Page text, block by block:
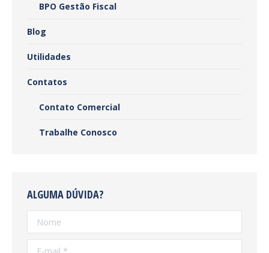
BPO Gestão Fiscal
Blog
Utilidades
Contatos
Contato Comercial
Trabalhe Conosco
ALGUMA DÚVIDA?
Nome
E-mail *